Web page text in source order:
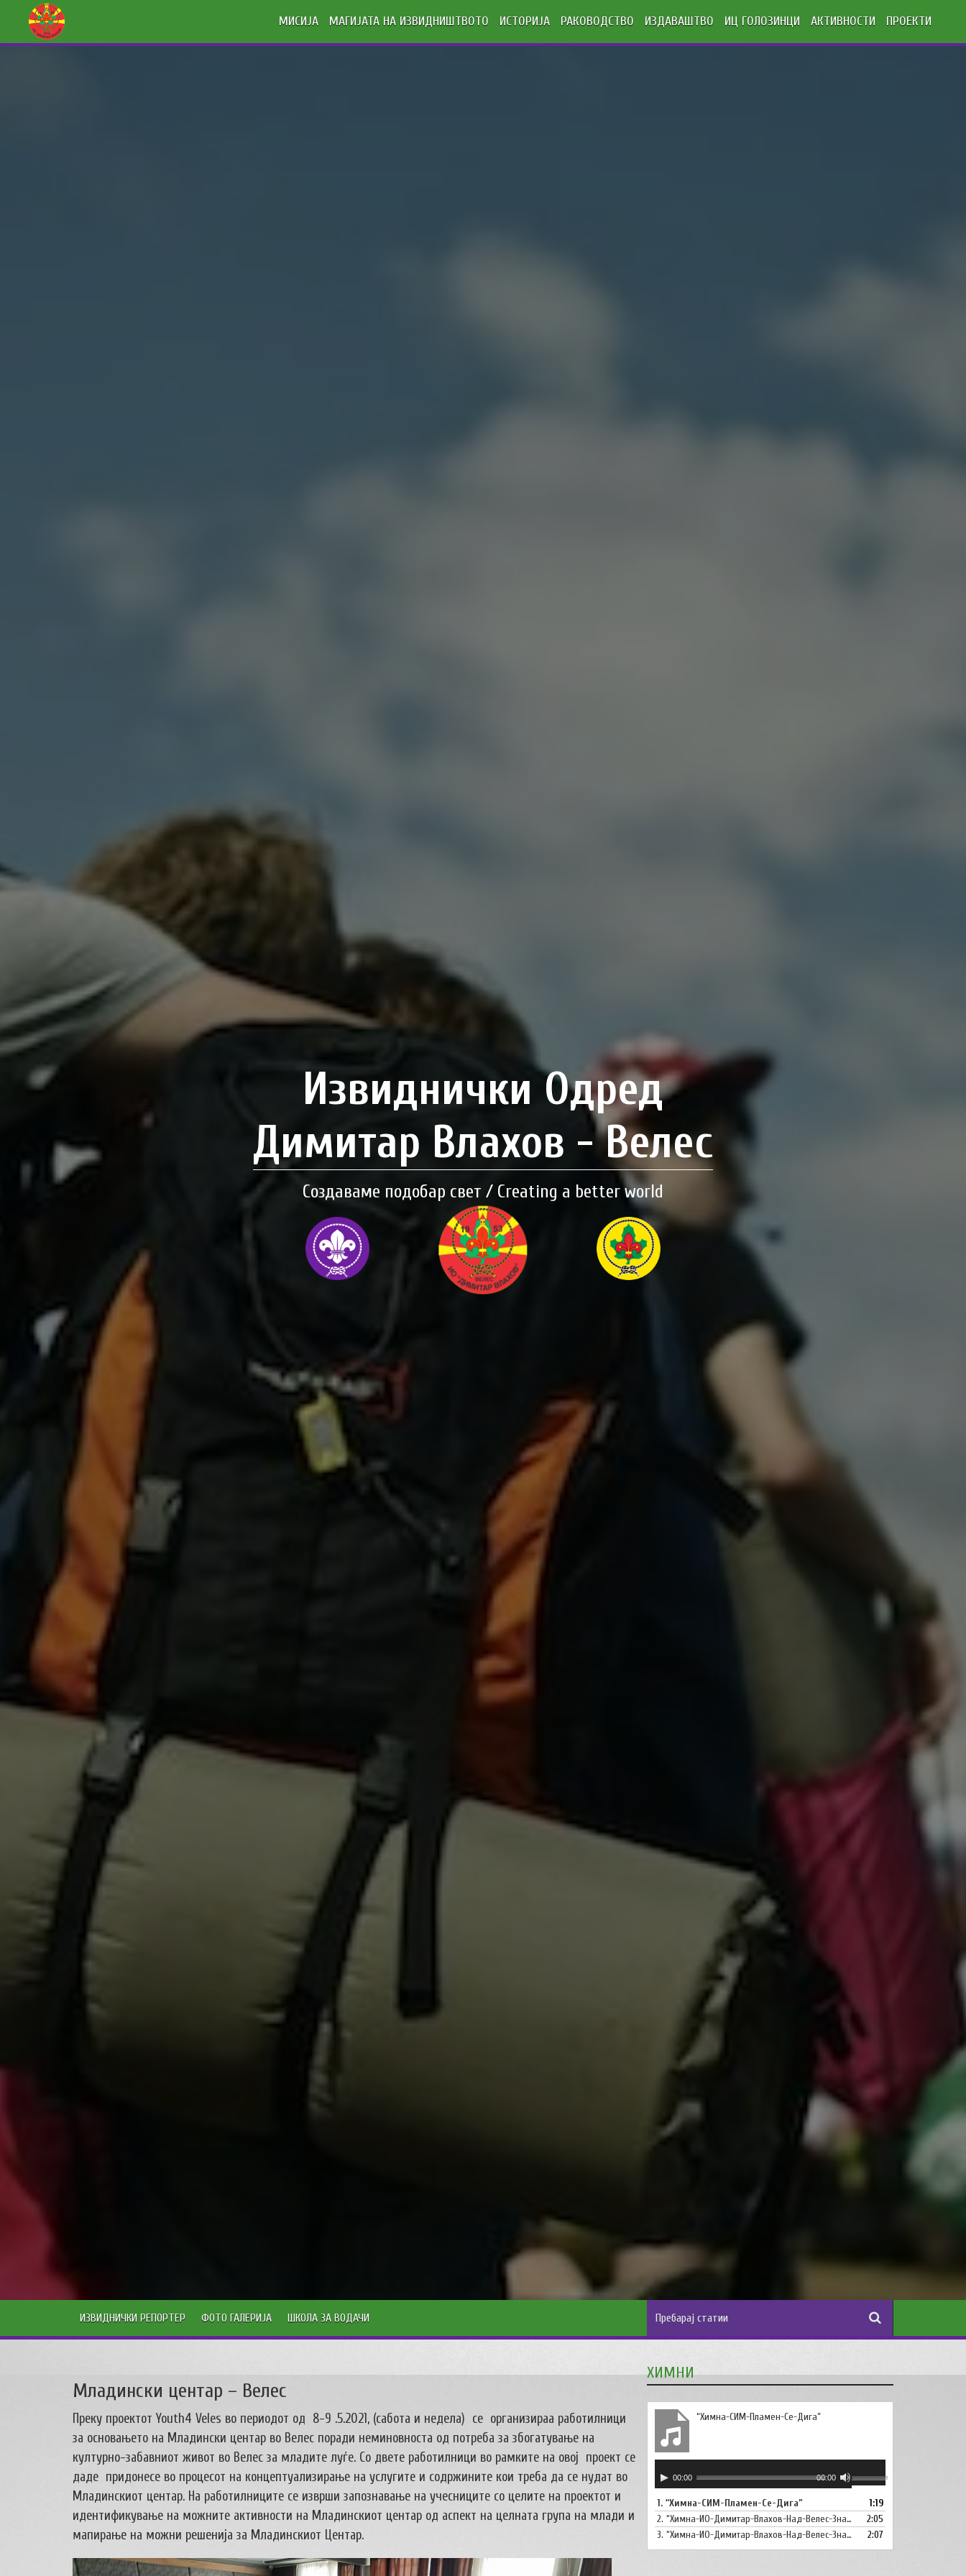
МИСИЈА МАГИЈАТА НА ИЗВИДНИШТВОТО ИСТОРИЈА РАКОВОДСТВО ИЗДАВАШТВО ИЦ ГОЛОЗИНЦИ АКТИВНОСТИ ПРОЕКТИ
Извиднички Одред
Димитар Влахов - Велес
Создаваме подобар свет / Creating a better world
ИЗВИДНИЧКИ РЕПОРТЕР ФОТО ГАЛЕРИЈА ШКОЛА ЗА ВОДАЧИ
Младински центар – Велес
Преку проектот Youth4 Veles во периодот од 8-9 .5.2021, (сабота и недела) се организираа работилници
за основањето на Младински центар во Велес поради неминовноста од потреба за збогатување на
културно-забавниот живот во Велес за младите луѓе. Со двете работилници во рамките на овој проект се
даде придонесе во процесот на концептуализирање на услугите и содржините кои треба да се нудат во
Младинскиот центар. На работилниците се изврши запознавање на учесниците со целите на проектот и
идентификување на можните активности на Младинскиот центар од аспект на целната група на млади и
мапирање на можни решенија за Младинскиот Центар.
ХИМНИ
“Химна-СИМ-Пламен-Се-Дига”
плејер00:00 00:00
ги
копшињата
Горна
стрела/
Долна
1.“Химна-СИМ-Пламен-Се-Дига”
1:19
2.“Химна-ИО-Димитар-Влахов-Над-Велес-Знаме-Се-Вее”
2:05
3.“Химна-ИО-Димитар-Влахов-Над-Велес-Знаме-Се-Вее-Инструментал” 2:07